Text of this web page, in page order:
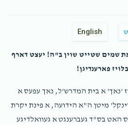
English
שמים שטייט שוין ב"ה! יעצט דארף
פארענדיגן!
'נאך' א בית המדרש'ל, נאך עפעס א
מיטן ה"א הידועה, א פינת יקרת
האט בס"ד געברענגט א געוואלדיגע